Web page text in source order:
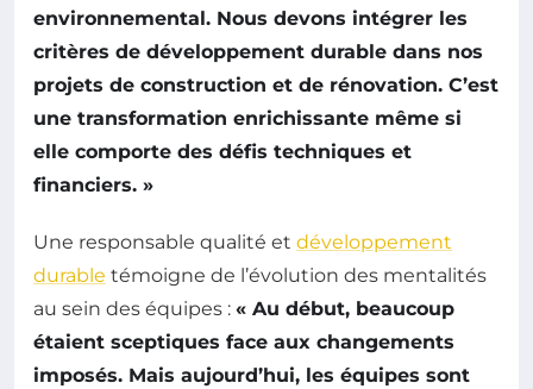
environnemental. Nous devons intégrer les
critères de développement durable dans nos
projets de construction et de rénovation. C’est
une transformation enrichissante même si
elle comporte des défis techniques et
financiers. »
Une responsable qualité et développement
durable témoigne de l’évolution des mentalités
au sein des équipes : « Au début, beaucoup
étaient sceptiques face aux changements
imposés. Mais aujourd’hui, les équipes sont